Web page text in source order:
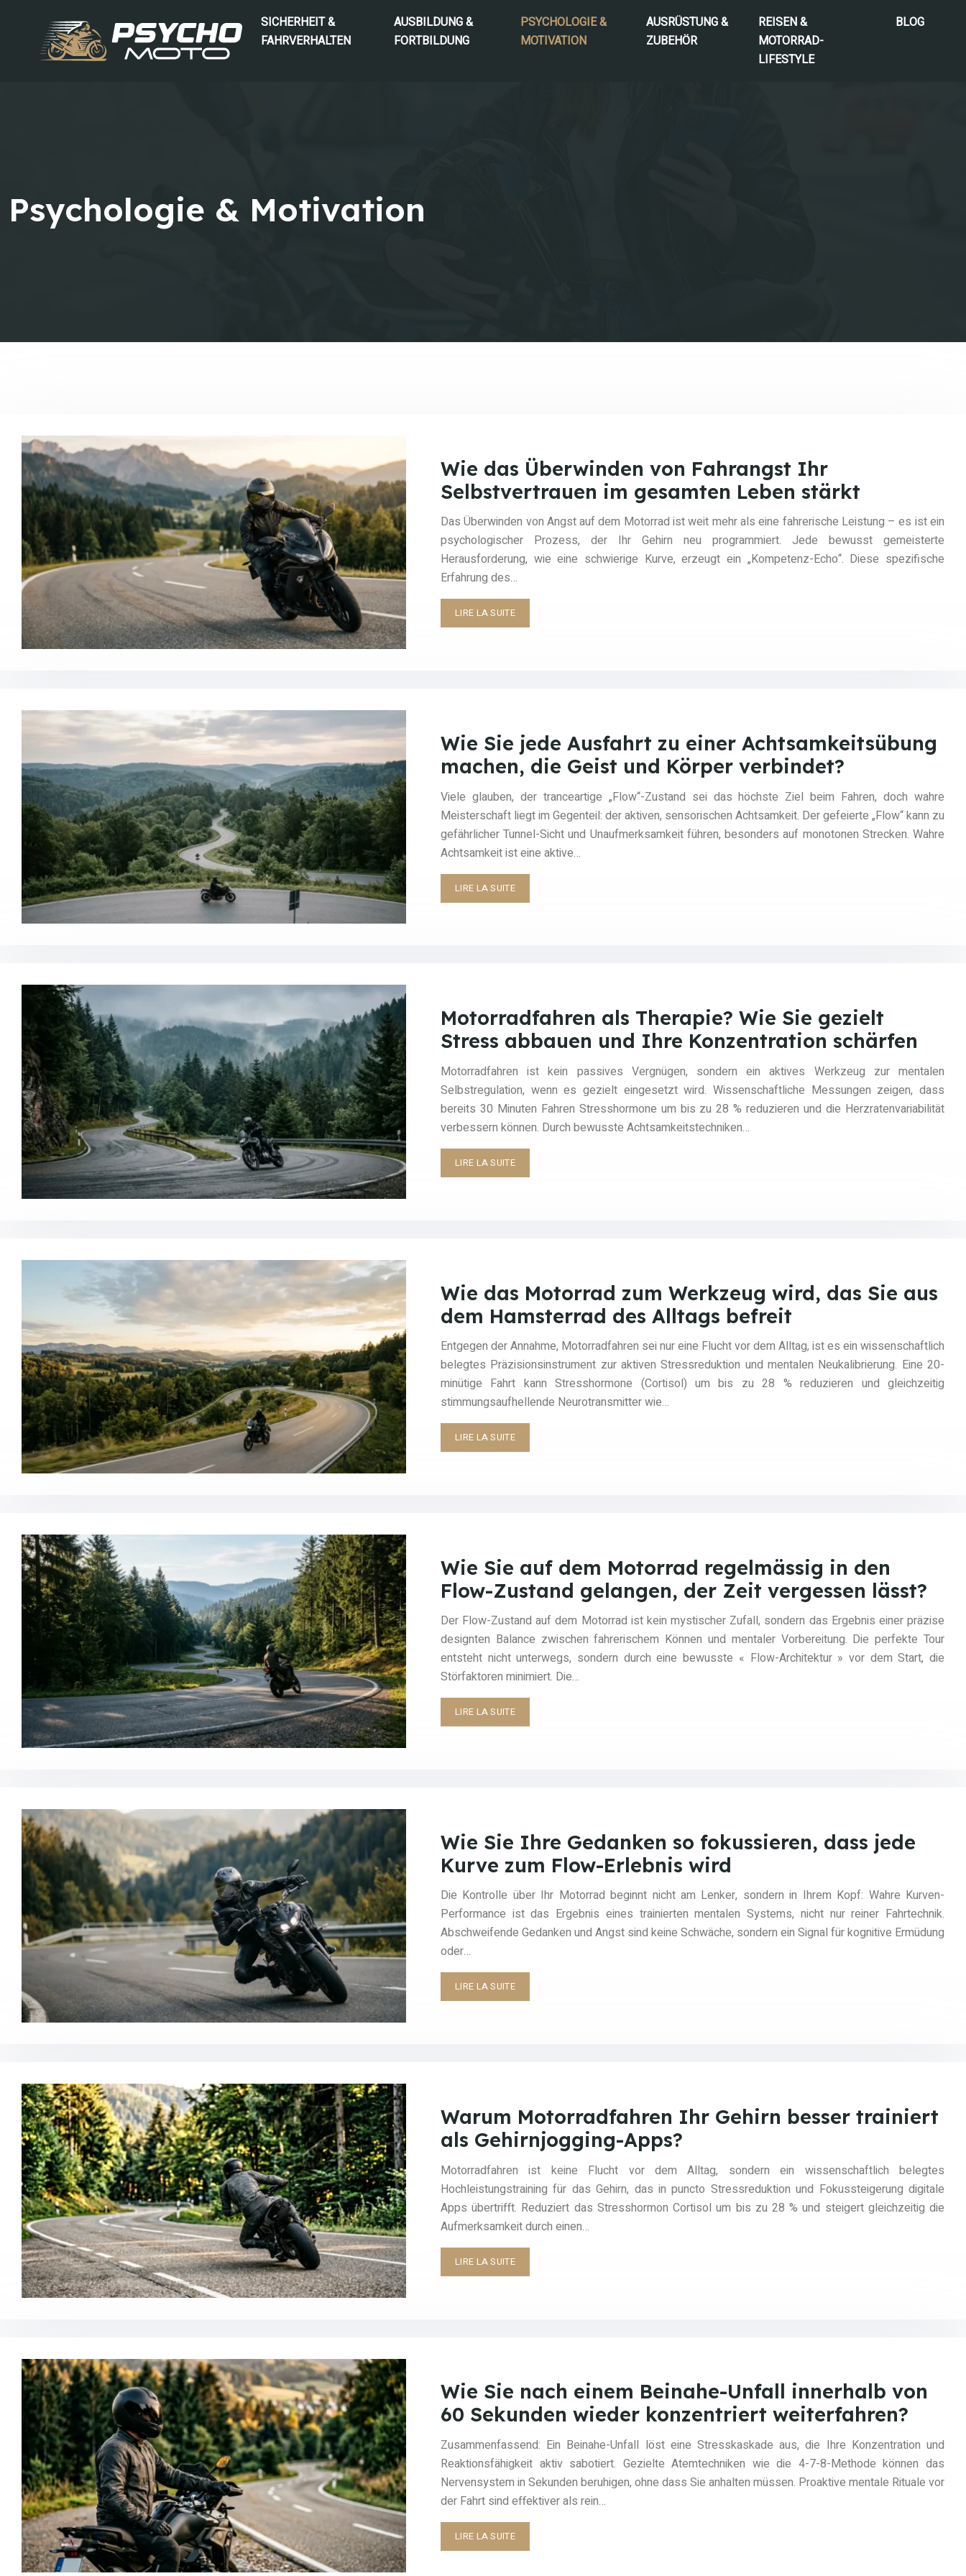
SICHERHEIT &
FAHRVERHALTEN
AUSBILDUNG &
FORTBILDUNG
PSYCHOLOGIE &
MOTIVATION
AUSRÜSTUNG &
ZUBEHÖR
REISEN &
MOTORRAD-
LIFESTYLE
BLOG
Psychologie & Motivation
Wie das Überwinden von Fahrangst Ihr
Selbstvertrauen im gesamten Leben stärkt
Das Überwinden von Angst auf dem Motorrad ist weit mehr als eine fahrerische Leistung – es ist ein
psychologischer Prozess, der Ihr Gehirn neu programmiert. Jede bewusst gemeisterte
Herausforderung, wie eine schwierige Kurve, erzeugt ein „Kompetenz-Echo“. Diese spezifische
Erfahrung des…
LIRE LA SUITE
Wie Sie jede Ausfahrt zu einer Achtsamkeitsübung
machen, die Geist und Körper verbindet?
Viele glauben, der tranceartige „Flow“-Zustand sei das höchste Ziel beim Fahren, doch wahre
Meisterschaft liegt im Gegenteil: der aktiven, sensorischen Achtsamkeit. Der gefeierte „Flow“ kann zu
gefährlicher Tunnel-Sicht und Unaufmerksamkeit führen, besonders auf monotonen Strecken. Wahre
Achtsamkeit ist eine aktive…
LIRE LA SUITE
Motorradfahren als Therapie? Wie Sie gezielt
Stress abbauen und Ihre Konzentration schärfen
Motorradfahren ist kein passives Vergnügen, sondern ein aktives Werkzeug zur mentalen
Selbstregulation, wenn es gezielt eingesetzt wird. Wissenschaftliche Messungen zeigen, dass
bereits 30 Minuten Fahren Stresshormone um bis zu 28 % reduzieren und die Herzratenvariabilität
verbessern können. Durch bewusste Achtsamkeitstechniken…
LIRE LA SUITE
Wie das Motorrad zum Werkzeug wird, das Sie aus
dem Hamsterrad des Alltags befreit
Entgegen der Annahme, Motorradfahren sei nur eine Flucht vor dem Alltag, ist es ein wissenschaftlich
belegtes Präzisionsinstrument zur aktiven Stressreduktion und mentalen Neukalibrierung. Eine 20-
minütige Fahrt kann Stresshormone (Cortisol) um bis zu 28 % reduzieren und gleichzeitig
stimmungsaufhellende Neurotransmitter wie…
LIRE LA SUITE
Wie Sie auf dem Motorrad regelmässig in den
Flow-Zustand gelangen, der Zeit vergessen lässt?
Der Flow-Zustand auf dem Motorrad ist kein mystischer Zufall, sondern das Ergebnis einer präzise
designten Balance zwischen fahrerischem Können und mentaler Vorbereitung. Die perfekte Tour
entsteht nicht unterwegs, sondern durch eine bewusste « Flow-Architektur » vor dem Start, die
Störfaktoren minimiert. Die…
LIRE LA SUITE
Wie Sie Ihre Gedanken so fokussieren, dass jede
Kurve zum Flow-Erlebnis wird
Die Kontrolle über Ihr Motorrad beginnt nicht am Lenker, sondern in Ihrem Kopf: Wahre Kurven-
Performance ist das Ergebnis eines trainierten mentalen Systems, nicht nur reiner Fahrtechnik.
Abschweifende Gedanken und Angst sind keine Schwäche, sondern ein Signal für kognitive Ermüdung
oder…
LIRE LA SUITE
Warum Motorradfahren Ihr Gehirn besser trainiert
als Gehirnjogging-Apps?
Motorradfahren ist keine Flucht vor dem Alltag, sondern ein wissenschaftlich belegtes
Hochleistungstraining für das Gehirn, das in puncto Stressreduktion und Fokussteigerung digitale
Apps übertrifft. Reduziert das Stresshormon Cortisol um bis zu 28 % und steigert gleichzeitig die
Aufmerksamkeit durch einen…
LIRE LA SUITE
Wie Sie nach einem Beinahe-Unfall innerhalb von
60 Sekunden wieder konzentriert weiterfahren?
Zusammenfassend: Ein Beinahe-Unfall löst eine Stresskaskade aus, die Ihre Konzentration und
Reaktionsfähigkeit aktiv sabotiert. Gezielte Atemtechniken wie die 4-7-8-Methode können das
Nervensystem in Sekunden beruhigen, ohne dass Sie anhalten müssen. Proaktive mentale Rituale vor
der Fahrt sind effektiver als rein…
LIRE LA SUITE